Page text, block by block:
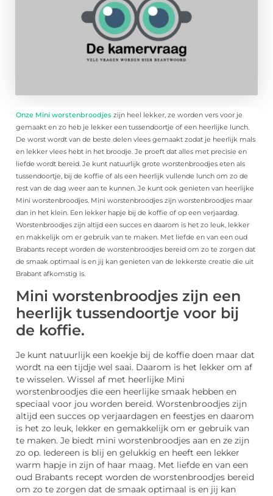
Onze Mini worstenbroodjes zijn heel lekker, ze worden vers voor je
gemaakt en zo heb je lekker een tussendoortje of een heerlijke lunch.
De worst wordt van de beste delen vlees gemaakt zodat je heerlijk mals
en lekker vlees hebt in het broodje. Je proeft dat alles met precisie en
liefde wordt bereid. Je kunt natuurlijk grote worstenbroodjes eten als
tussendoortje, bij de koffie of als een heerlijk vullende lunch om zo de
rest van de dag weer aan te kunnen. Je kunt ook genieten van heerlijke
Mini worstenbroodjes. Mini worstenbroodjes zijn worstenbroodjes maar
dan in het klein. Een lekker hapje bij de koffie of op een verjaardag.
Worstenbroodjes zijn altijd een succes en daarom is het zo leuk, lekker
en makkelijk om er gebruik van te maken. Met liefde en van een oud
Brabants recept worden de worstenbroodjes bereid om zo te zorgen dat
de smaak optimaal is en jij kan genieten van de lekkerste creatie die uit
Brabant afkomstig is.
Mini worstenbroodjes zijn een
heerlijk tussendoortje voor bij
de koffie.
Je kunt natuurlijk een koekje bij de koffie doen maar dat
wordt na een tijdje wel saai. Daarom is het lekker om af
te wisselen. Wissel af met heerlijke Mini
worstenbroodjes die een heerlijke smaak hebben en
speciaal voor jou worden bereid. Worstenbroodjes zijn
altijd een succes op verjaardagen en feestjes en daarom
is het zo leuk, lekker en gemakkelijk om er gebruik van
te maken. Je biedt mini worstenbroodjes aan en ze zijn
zo op. Iedereen is blij en gelukkig en heeft een lekker
warm hapje in zijn of haar maag. Met liefde en van een
oud Brabants recept worden de worstenbroodjes bereid
om zo te zorgen dat de smaak optimaal is en jij kan